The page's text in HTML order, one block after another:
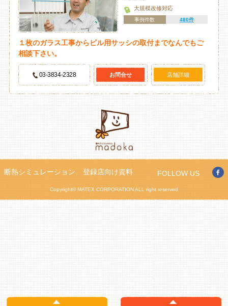
大規模改修対応
事例件数 480件
１枚のガラス工事からビル用サッシの取付までなんでもご
相談下さい。
03-3834-2328 お問合せ 店舗詳細
断熱シミュレーション 登録店向け資料 FOLLOW US
Copyright© MATEX CORPORATION ALL right reserved